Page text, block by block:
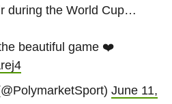
during the World Cup…
beautiful game ❤️
June 11,